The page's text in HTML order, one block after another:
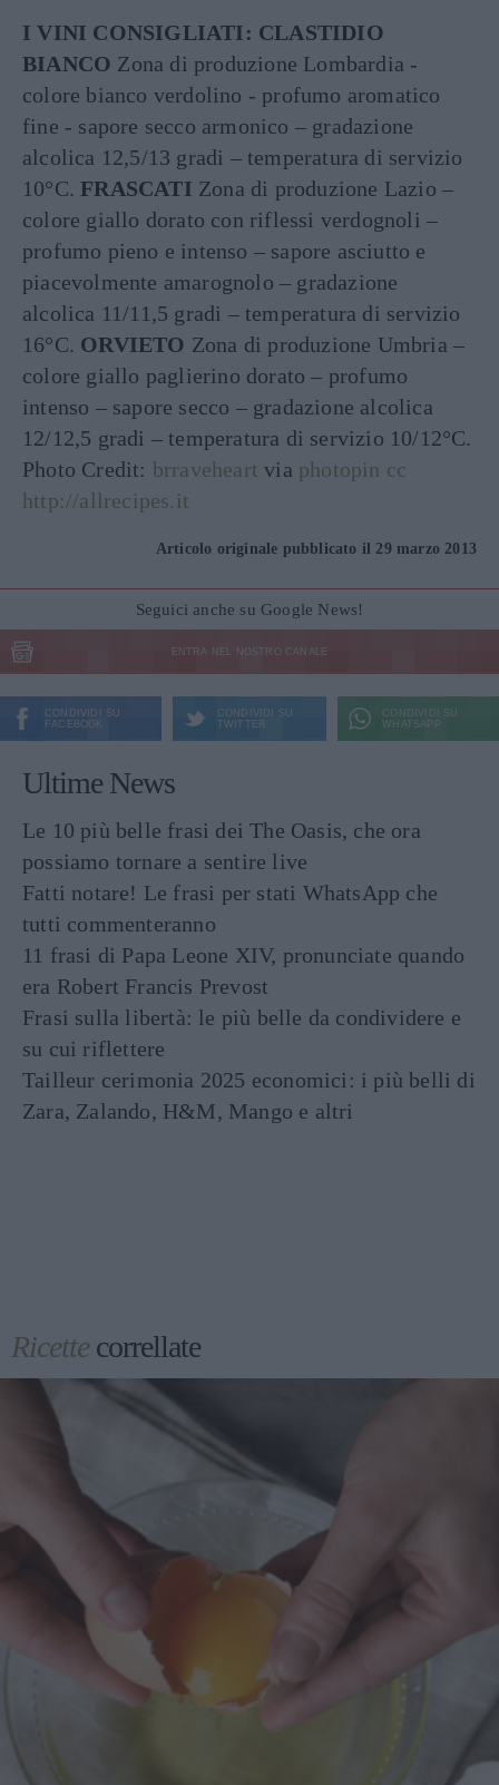
I VINI CONSIGLIATI: CLASTIDIO
BIANCO Zona di produzione Lombardia -
colore bianco verdolino - profumo aromatico
fine - sapore secco armonico – gradazione
alcolica 12,5/13 gradi – temperatura di servizio
10°C.FRASCATI Zona di produzione Lazio –
colore giallo dorato con riflessi verdognoli –
profumo pieno e intenso – sapore asciutto e
piacevolmente amarognolo – gradazione
alcolica 11/11,5 gradi – temperatura di servizio
16°C. ORVIETO Zona di produzione Umbria –
colore giallo paglierino dorato – profumo
intenso – sapore secco – gradazione alcolica
12/12,5 gradi – temperatura di servizio 10/12°C.
Photo Credit: brraveheart via photopin cc
http://allrecipes.it
Articolo originale pubblicato il 29 marzo 2013
Seguici anche su Google News!
ENTRA NEL NOSTRO CANALE
CONDIVIDI SU
FACEBOOK
CONDIVIDI SU
TWITTER
CONDIVIDI SU
WHATSAPP
Ultime News
Le 10 più belle frasi dei The Oasis, che ora
possiamo tornare a sentire live
Fatti notare! Le frasi per stati WhatsApp che
tutti commenteranno
11 frasi di Papa Leone XIV, pronunciate quando
era Robert Francis Prevost
Frasi sulla libertà: le più belle da condividere e
su cui riflettere
Tailleur cerimonia 2025 economici: i più belli di
Zara, Zalando, H&M, Mango e altri
Ricettecorrellate